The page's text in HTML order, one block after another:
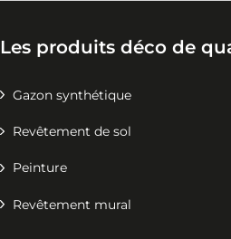
Les produits déco de
Gazon synthétique
Revêtement de sol
Peinture
Revêtement mural